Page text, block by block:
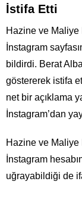
İstifa Etti
Hazine ve Maliye
İnstagram
bildirdi. Berat
göstererek istifa
net bir açıklama
İnstagram’dan
Hazine ve Maliye
İnstagram
uğrayabildiği de